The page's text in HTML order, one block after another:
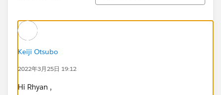
Keiji Otsubo
2022年3月25日 19:12
Hi Rhyan ,